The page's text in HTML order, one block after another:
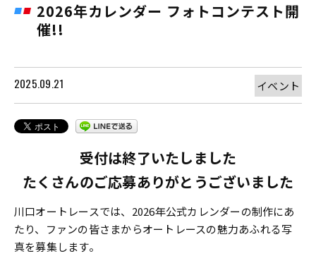
2026年カレンダー フォトコンテスト開
催!!
2025.09.21 イベント
受付は終了いたしました
たくさんのご応募ありがとうございました
川口オートレースでは、2026年公式カレンダーの制作にあ
たり、ファンの皆さまからオートレースの魅力あふれる写
真を募集します。